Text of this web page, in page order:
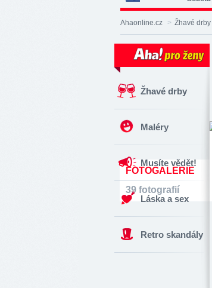
Deník
Aha!
na
Ahaonline.cz > Žhavé drby
Žhavé drby
Maléry
Musíte vědět!
Láska a sex
Retro skandály
FOTOGALERIE
39 fotografií